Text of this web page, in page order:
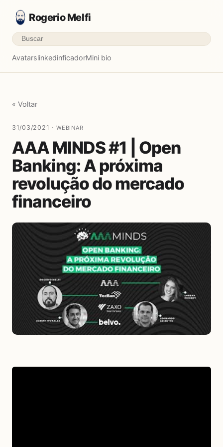
Rogerio Melfi
AvatarslinkedinficadorMini bio
« Voltar
31/03/2021 · WEBINAR
AAA MINDS #1 | Open
Banking: A próxima
revolução do mercado
financeiro